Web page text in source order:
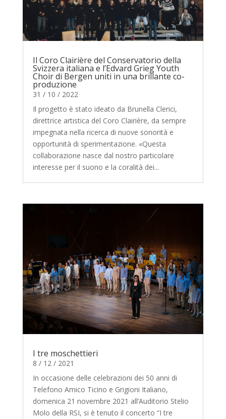
Il Coro Clairière del Conservatorio della
Svizzera italiana e l’Edvard Grieg Youth
Choir di Bergen uniti in una brillante co-
produzione
31 / 10 / 2022
Il progetto è stato ideato da Brunella Clerici,
direttrice artistica del Coro Clairière, da sempre
impegnata nella ricerca di nuove sonorità e
opportunità di sperimentazione. «Questa
collaborazione nasce dal nostro particolare
interesse per il suono e la coralità dei...
I tre moschettieri
8 / 12 / 2021
In occasione delle celebrazioni dei 50 anni di
Telefono Amico Ticino e Grigioni Italiano,
domenica 21 novembre 2021 all’Auditorio Stelio
Molo della RSI, si è tenuto il concerto “I tre